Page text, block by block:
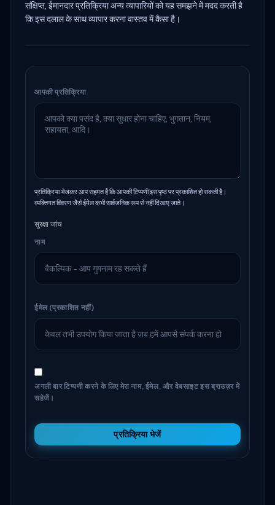
संक्षिप्त, ईमानदार प्रतिक्रिया अन्य व्यापारियों को यह समझने में मदद करती है
कि इस दलाल के साथ व्यापार करना वास्तव में कैसा है।
आपकी प्रतिक्रिया
प्रतिक्रिया भेजकर आप सहमत हैं कि आपकी टिप्पणी इस पृष्ठ पर प्रकाशित हो सकती है।
व्यक्तिगत विवरण जैसे ईमेल कभी सार्वजनिक रूप से नहीं दिखाए जाते।
सुरक्षा जांच
नाम
ईमेल (प्रकाशित नहीं)
अगली बार टिप्पणी करने के लिए मेरा नाम, ईमेल, और वेबसाइट इस ब्राउज़र में
सहेजें।
प्रतिक्रिया भेजें